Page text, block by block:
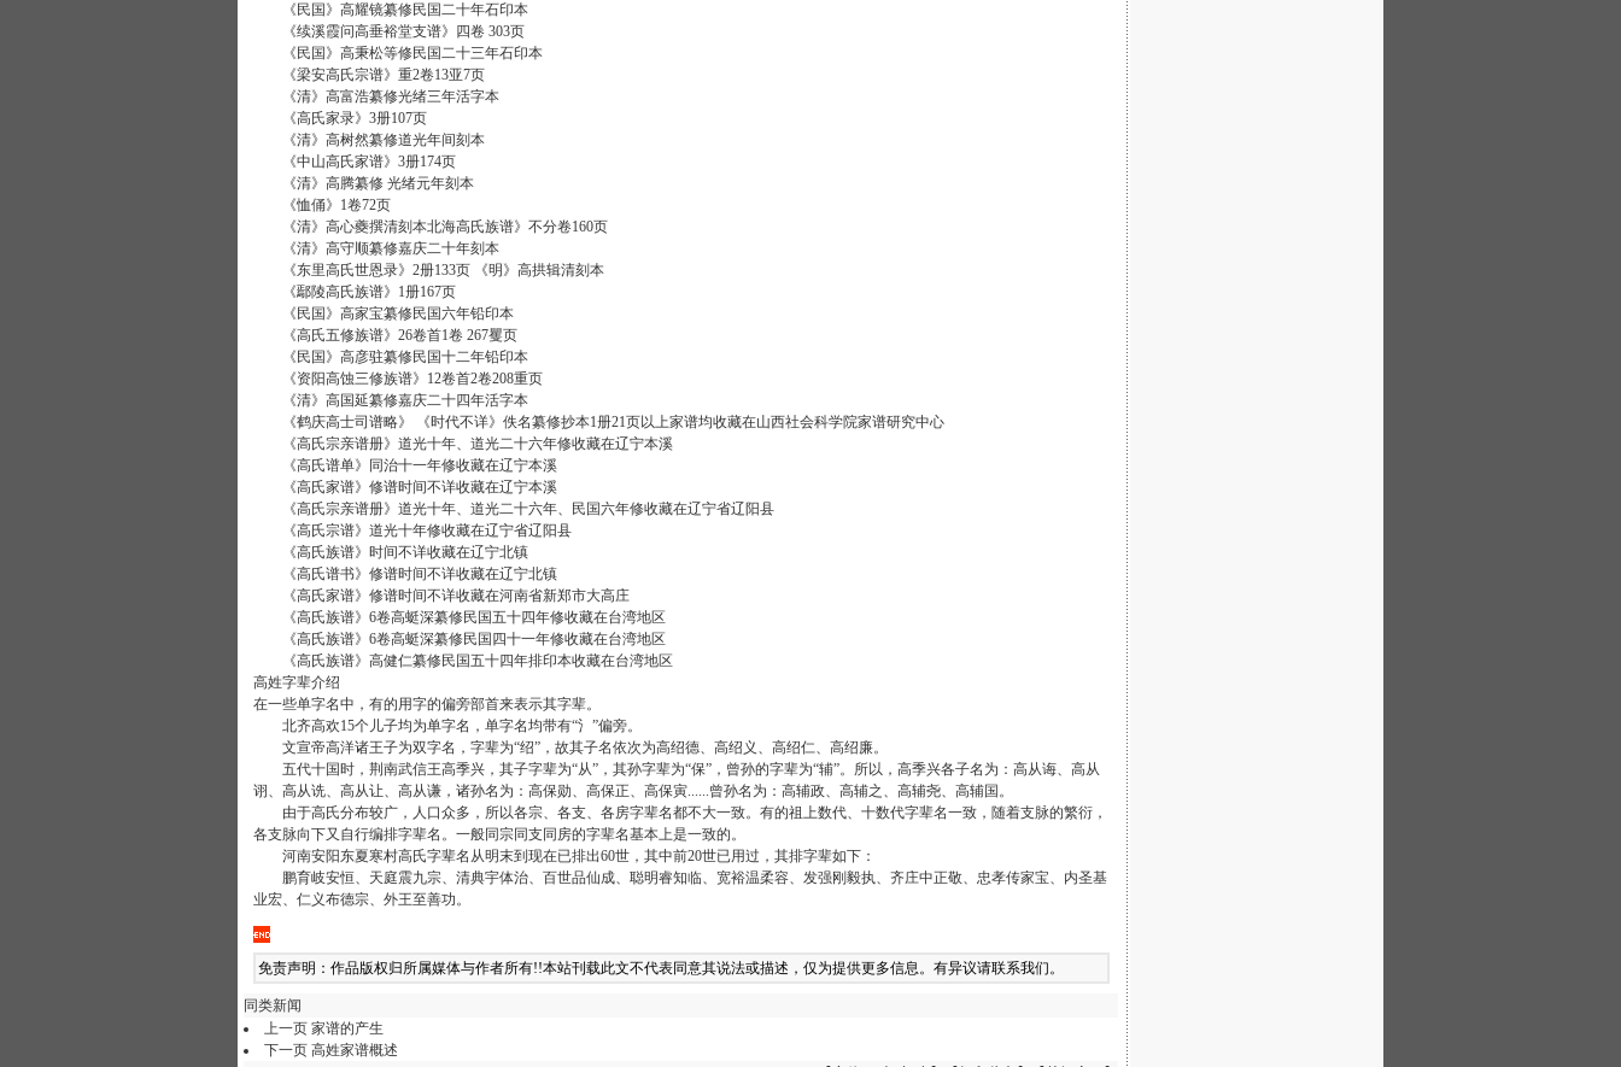
《民国》高耀镜纂修民国二十年石印本
《续溪霞问高垂裕堂支谱》四卷 303页
《民国》高秉松等修民国二十三年石印本
《梁安高氏宗谱》重2卷13亚7页
《清》高富浩纂修光绪三年活字本
《高氏家录》3册107页
《清》高树然纂修道光年间刻本
《中山高氏家谱》3册174页
《清》高腾纂修 光绪元年刻本
《恤俑》1卷72页
《清》高心夔撰清刻本北海高氏族谱》不分卷160页
《清》高守顺纂修嘉庆二十年刻本
《东里高氏世恩录》2册133页 《明》高拱辑清刻本
《鄢陵高氏族谱》1册167页
《民国》高家宝纂修民国六年铅印本
《高氏五修族谱》26卷首1卷 267矍页
《民国》高彦驻纂修民国十二年铅印本
《资阳高蚀三修族谱》12卷首2卷208重页
《清》高国延纂修嘉庆二十四年活字本
《鹤庆高士司谱略》 《时代不详》佚名纂修抄本1册21页以上家谱均收藏在山西社会科学院家谱研究中心
《高氏宗亲谱册》道光十年、道光二十六年修收藏在辽宁本溪
《高氏谱单》同治十一年修收藏在辽宁本溪
《高氏家谱》修谱时间不详收藏在辽宁本溪
《高氏宗亲谱册》道光十年、道光二十六年、民国六年修收藏在辽宁省辽阳县
《高氏宗谱》道光十年修收藏在辽宁省辽阳县
《高氏族谱》时间不详收藏在辽宁北镇
《高氏谱书》修谱时间不详收藏在辽宁北镇
《高氏家谱》修谱时间不详收藏在河南省新郑市大高庄
《高氏族谱》6卷高蜓深纂修民国五十四年修收藏在台湾地区
《高氏族谱》6卷高蜓深纂修民国四十一年修收藏在台湾地区
《高氏族谱》高健仁纂修民国五十四年排印本收藏在台湾地区
高姓字辈介绍
在一些单字名中，有的用字的偏旁部首来表示其字辈。
北齐高欢15个儿子均为单字名，单字名均带有“氵”偏旁。
文宣帝高洋诸王子为双字名，字辈为“绍”，故其子名依次为高绍德、高绍义、高绍仁、高绍廉。
五代十国时，荆南武信王高季兴，其子字辈为“从”，其孙字辈为“保”，曾孙的字辈为“辅”。所以，高季兴各子名为：高从诲、高从
诩、高从诜、高从让、高从谦，诸孙名为：高保勋、高保正、高保寅......曾孙名为：高辅政、高辅之、高辅尧、高辅国。
由于高氏分布较广，人口众多，所以各宗、各支、各房字辈名都不大一致。有的祖上数代、十数代字辈名一致，随着支脉的繁衍，
各支脉向下又自行编排字辈名。一般同宗同支同房的字辈名基本上是一致的。
河南安阳东夏寒村高氏字辈名从明末到现在已排出60世，其中前20世已用过，其排字辈如下：
鹏育岐安恒、天庭震九宗、清典宇体治、百世品仙成、聪明睿知临、宽裕温柔容、发强刚毅执、齐庄中正敬、忠孝传家宝、内圣基
业宏、仁义布德宗、外王至善功。
免责声明：作品版权归所属媒体与作者所有!!本站刊载此文不代表同意其说法或描述，仅为提供更多信息。 有异议请联系我们。
同类新闻
上一页 家谱的产生
下一页 高姓家谱概述